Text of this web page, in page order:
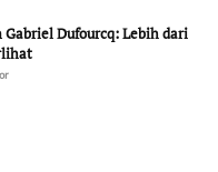
Gabriel Dufourcq: Lebih dari